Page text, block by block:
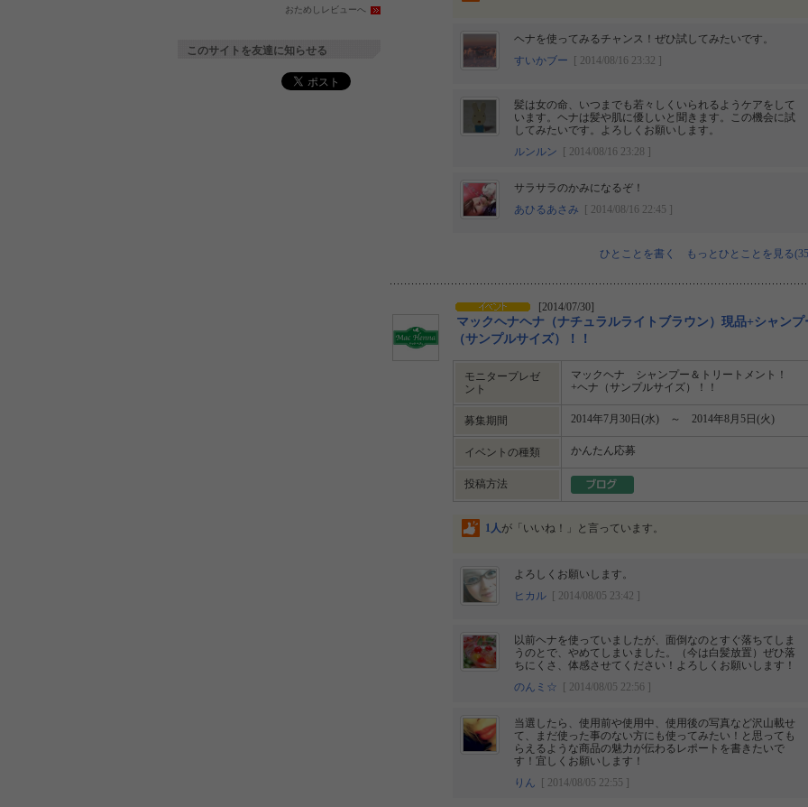
ヘナを使ってみるチャンス！ぜひ試してみたいです。
すいかブー [ 2014/08/16 23:32 ]
髪は女の命、いつまでも若々しくいられるようケアをして
います。ヘナは髪や肌に優しいと聞きます。この機会に試
してみたいです。よろしくお願いします。
ルンルン [ 2014/08/16 23:28 ]
サラサラのかみになるぞ！
あひるあさみ [ 2014/08/16 22:45 ]
ひとことを書く もっとひとことを見る
[2014/07/30]
マックヘナヘナ（ナチュラルライトブラウン）現品+シャンプ
（サンプルサイズ）！！
モニタープレゼ
ント
マックヘナ シャンプー＆トリートメント！
+ヘナ（サンプルサイズ）！！
募集期間 2014年7月30日(水) ～ 2014年8月5日(火)
イベントの種類 かんたん応募
投稿方法
1人が「いいね！」と言っています。
よろしくお願いします。
ヒカル [ 2014/08/05 23:42 ]
以前ヘナを使っていましたが、面倒なのとすぐ落ちてしま
うのとで、やめてしまいました。（今は白髪放置）ぜひ落
ちにくさ、体感させてください！よろしくお願いします！
のんミ☆ [ 2014/08/05 22:56 ]
当選したら、使用前や使用中、使用後の写真など沢山載せ
て、まだ使った事のない方にも使ってみたい！と思っても
らえるような商品の魅力が伝わるレポートを書きたいで
す！宜しくお願いします！
りん [ 2014/08/05 22:55 ]
おためしレビューへ
このサイトを友達に知らせる